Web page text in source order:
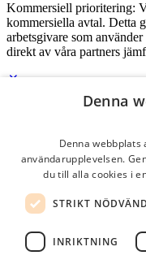
Kommersiell prioritering:
kommersiella avtal. Detta
arbetsgivare som
direkt av våra partners
Logga in som
Lösenord
kom ihåg mig
logga in
Denna
Denna
användarupplevelsen.
du till alla cookies i
STRIKT
INRIKTNING